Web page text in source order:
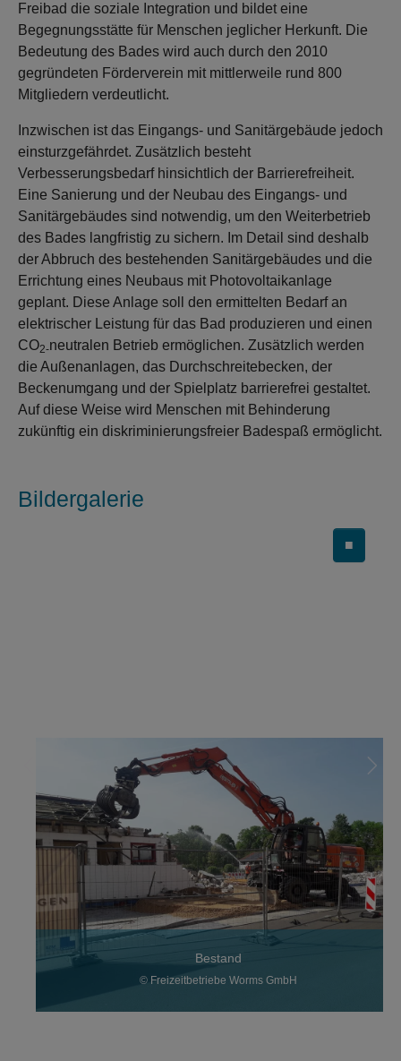
Freibad die soziale Integration und bildet eine
Begegnungsstätte für Menschen jeglicher Herkunft. Die
Bedeutung des Bades wird auch durch den 2010
gegründeten Förderverein mit mittlerweile rund 800
Mitgliedern verdeutlicht.
Inzwischen ist das Eingangs- und Sanitärgebäude jedoch
einsturzgefährdet. Zusätzlich besteht
Verbesserungsbedarf hinsichtlich der Barrierefreiheit.
Eine Sanierung und der Neubau des Eingangs- und
Sanitärgebäudes sind notwendig, um den Weiterbetrieb
des Bades langfristig zu sichern. Im Detail sind deshalb
der Abbruch des bestehenden Sanitärgebäudes und die
Errichtung eines Neubaus mit Photovoltaikanlage
geplant. Diese Anlage soll den ermittelten Bedarf an
elektrischer Leistung für das Bad produzieren und einen
CO2-neutralen Betrieb ermöglichen. Zusätzlich werden
die Außenanlagen, das Durchschreitebecken, der
Beckenumgang und der Spielplatz barrierefrei gestaltet.
Auf diese Weise wird Menschen mit Behinderung
zukünftig ein diskriminierungsfreier Badespaß ermöglicht.
Bildergalerie
Bestand
© Freizeitbetriebe Worms GmbH
■